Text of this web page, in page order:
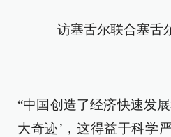
——访塞舌尔联合塞舌
“中国创造了经济快速发
大奇迹’，这得益于科学